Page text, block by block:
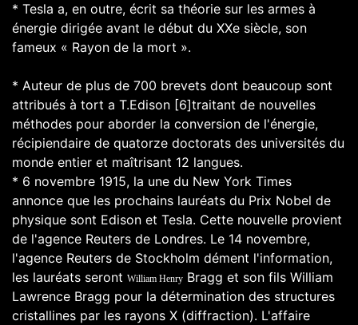
* Tesla a, en outre, écrit sa théorie sur les armes à
énergie dirigée avant le début du XXe siècle, son
fameux « Rayon de la mort ».
* Auteur de plus de 700 brevets dont beaucoup sont
attribués à tort a T.Edison [6]traitant de nouvelles
méthodes pour aborder la conversion de l'énergie,
récipiendaire de quatorze doctorats des universités du
monde entier et maîtrisant 12 langues.
* 6 novembre 1915, la une du New York Times
annonce que les prochains lauréats du Prix Nobel de
physique sont Edison et Tesla. Cette nouvelle provient
de l'agence Reuters de Londres. Le 14 novembre,
l'agence Reuters de Stockholm dément l'information,
les lauréats seront William Henry Bragg et son fils William
Lawrence Bragg pour la détermination des structures
cristallines par les rayons X (diffraction). L'affaire